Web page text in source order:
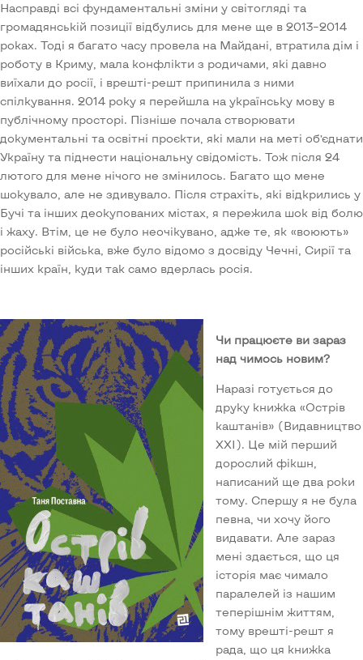
Насправді всі фундаментальні зміни у світогляді та
громадянській позиції відбулись для мене ще в 2013–2014
роках. Тоді я багато часу провела на Майдані, втратила дім і
роботу в Криму, мала конфлікти з родичами, які давно
виїхали до росії, і врешті-решт припинила з ними
спілкування. 2014 року я перейшла на українську мову в
публічному просторі. Пізніше почала створювати
документальні та освітні проєкти, які мали на меті об’єднати
Україну та піднести національну свідомість. Тож після 24
лютого для мене нічого не змінилось. Багато що мене
шокувало, але не здивувало. Після страхіть, які відкрились у
Бучі та інших деокупованих містах, я пережила шок від болю
і жаху. Втім, це не було неочікувано, адже те, як «воюють»
російські війська, вже було відомо з досвіду Чечні, Сирії та
інших країн, куди так само вдерлась росія.
Чи працюєте ви зараз
над чимось новим?
Наразі готується до
друку книжка «Острів
каштанів» (Видавництво
ХХІ). Це мій перший
дорослий фікшн,
написаний ще два роки
тому. Спершу я не була
певна, чи хочу його
видавати. Але зараз
мені здається, що ця
історія має чимало
паралелей із нашим
теперішнім життям,
тому врешті-решт я
рада, що ця книжка